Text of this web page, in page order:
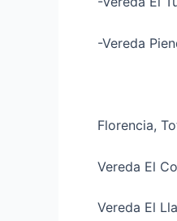
-Vereda
Florencia,
Vereda El
Vereda El